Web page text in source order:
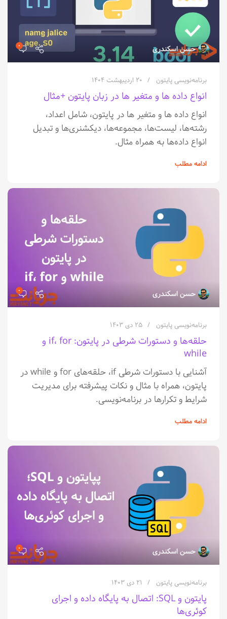
حسن اسکندری ۰
برنامه‌نویسی پایتون ۲۰ اردیبهشت ۱۴۰۴
انواع داده ها و متغیر ها در زبان پایتون +مثال
انواع داده ها و متغیر ها در پایتون، شامل اعداد،
رشته‌ها، لیست‌ها، مجموعه‌ها، دیکشنری‌ها و تبدیل
انواع داده‌ها به همراه مثال‌.
ادامه مطلب
حسن اسکندری ۰
برنامه‌نویسی پایتون ۲۵ دی ۱۴۰۳
حلقه‌ها و دستورات شرطی در پایتون: if، for و
while
آشنایی با دستورات شرطی if، حلقه‌های for و while در
پایتون، همراه با مثال و نکات پیشرفته برای مدیریت
شرایط و تکرارها در برنامه‌نویسی.
ادامه مطلب
حسن اسکندری ۰
برنامه‌نویسی پایتون ۲۱ دی ۱۴۰۳
پایتون و SQL: اتصال به پایگاه داده و اجرای
کوئری‌ها